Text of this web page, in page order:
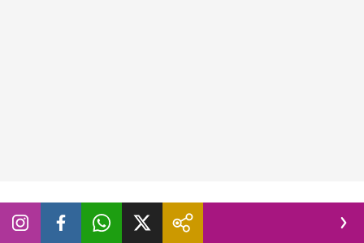
Per l’ex insegnante, proprio quella discussione rappresentò
l’inizio di una nuova fase del talent. “
Quando è venuta fuori la